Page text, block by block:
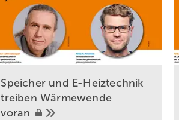
Speicher und E-Heiztechnik
treiben Wärmewende
voran